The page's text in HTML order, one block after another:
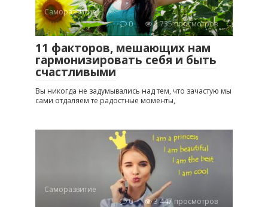
Саморазвитие
0
2 735 просмотров
11 факторов, мешающих нам
гармонизировать себя и быть
счастливыми
Вы никогда не задумывались над тем, что зачастую мы
сами отдаляем те радостные моменты,
Саморазвитие
0
3 447 просмотров